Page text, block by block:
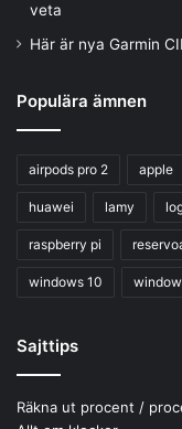
veta
Här är nya Garmin
Populära ämnen
airpods pro 2 apple
huawei lamy
raspberry pi
windows 10
Sajttips
Räkna ut procent /